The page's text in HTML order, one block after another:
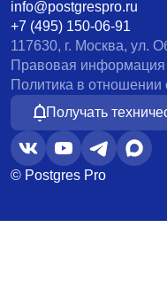
info@postgrespro.ru
+7 (495) 150-06-91
117630, г. Москва, ул.
Правовая информация
Политика в
Получать
© Postgres Pro